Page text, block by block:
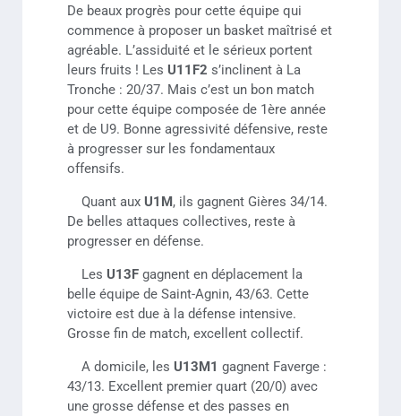
De beaux progrès pour cette équipe qui
commence à proposer un basket maîtrisé et
agréable. L’assiduité et le sérieux portent
leurs fruits ! Les U11F2 s’inclinent à La
Tronche : 20/37. Mais c’est un bon match
pour cette équipe composée de 1ère année
et de U9. Bonne agressivité défensive, reste
à progresser sur les fondamentaux
offensifs.
Quant aux U1M, ils gagnent Gières 34/14.
De belles attaques collectives, reste à
progresser en défense.
Les U13F gagnent en déplacement la
belle équipe de Saint-Agnin, 43/63. Cette
victoire est due à la défense intensive.
Grosse fin de match, excellent collectif.
A domicile, les U13M1 gagnent Faverge :
43/13. Excellent premier quart (20/0) avec
une grosse défense et des passes en